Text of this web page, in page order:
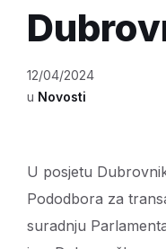
12/04/2024
u Novosti
U posjetu
Pododbora za
suradnju